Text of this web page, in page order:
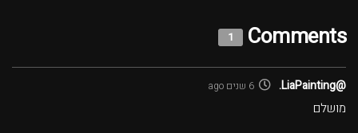
Comments
1
@LiaPainting. 6 שנים ago
מושלם